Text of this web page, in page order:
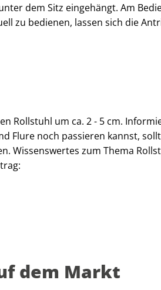
dem Sitz eingehängt. Am
zu bedienen, lassen sich die
Rollstuhl um ca. 2 - 5 cm.
Flure noch passieren kannst,
Wissenswertes zum Thema
dem Markt